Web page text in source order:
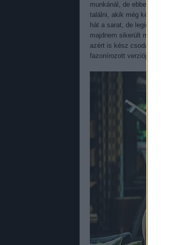
munkánál, de ebben legalább a
találni, akik még képesek is
hát a sarat, de leginkább Margo
majdnem sikerült
azért is kész csoda, mert nagyon
fazonírozott verzióját. Ismét egy